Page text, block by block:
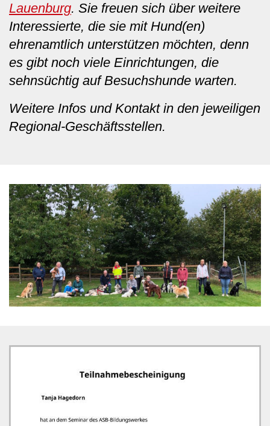
Lauenburg. Sie freuen sich über weitere
Interessierte, die sie mit Hund(en)
ehrenamtlich unterstützen möchten, denn
es gibt noch viele Einrichtungen, die
sehnsüchtig auf Besuchshunde warten.
Weitere Infos und Kontakt in den jeweiligen
Regional-Geschäftsstellen.